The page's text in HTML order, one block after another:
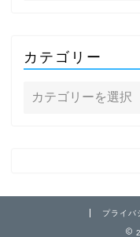
カテゴリー
プライバ